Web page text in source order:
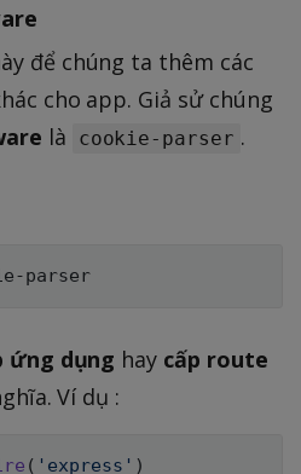
để chúng ta thêm các
cho app. Giả sử chúng
là cookie-parser .
ứng dụng hay cấp route
Ví dụ :
( 'express' )